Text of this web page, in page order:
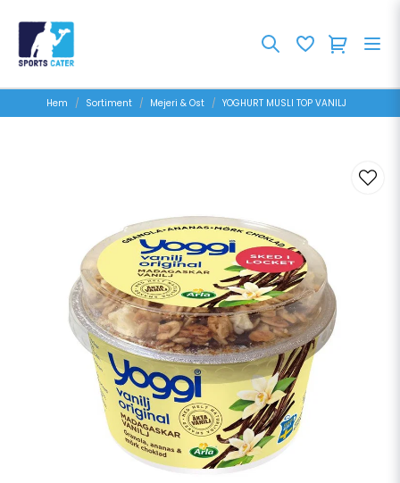
Hem Sortiment Mejeri & Ost YOGHURT MUSLI TOP VANILJ